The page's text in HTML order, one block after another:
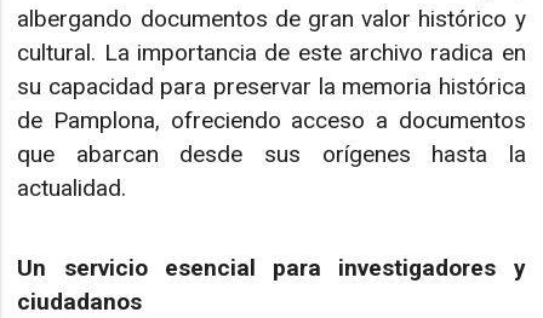
albergando documentos de gran valor histórico y
cultural. La importancia de este archivo radica en
su capacidad para preservar la memoria histórica
de Pamplona, ofreciendo acceso a documentos
que abarcan desde sus orígenes hasta la
actualidad.
Un servicio esencial para investigadores y
ciudadanos